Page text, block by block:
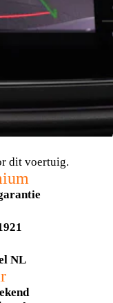
dit voertuig.
NL